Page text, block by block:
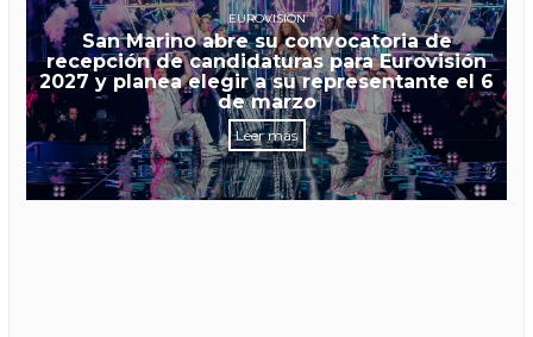
EUROVISIÓN
San Marino abre su convocatoria de
recepción de candidaturas para Eurovisión
2027 y planea elegir a su representante el 6
de marzo
Leer más